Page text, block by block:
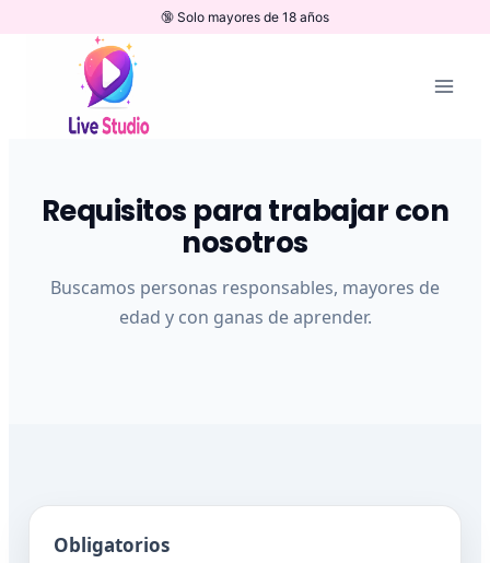
contenido
Requisitos para trabajar con
nosotros
Buscamos personas responsables, mayores de
edad y con ganas de aprender.
Obligatorios